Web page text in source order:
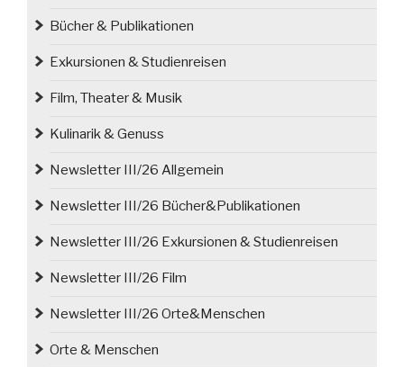
Württemberg“
Bücher & Publikationen
Exkursionen & Studienreisen
Film, Theater & Musik
Kulinarik & Genuss
Newsletter III/26 Allgemein
Newsletter III/26 Bücher&Publikationen
Newsletter III/26 Exkursionen & Studienreisen
Newsletter III/26 Film
Newsletter III/26 Orte&Menschen
Orte & Menschen